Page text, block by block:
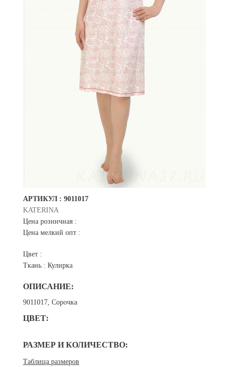
АРТИКУЛ : 9011017
KATERINA
Цена розничная :
Цена мелкий опт :
Цвет :
Ткань : Кулирка
ОПИСАНИЕ:
9011017, Сорочка
ЦВЕТ:
РАЗМЕР И КОЛИЧЕСТВО:
Таблица размеров